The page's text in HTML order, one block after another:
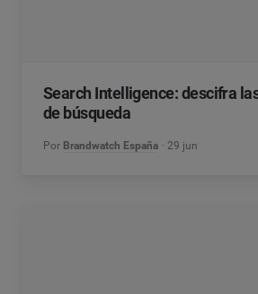
Search Intelligence: descifra
de búsqueda
Por Brandwatch España 29 jun